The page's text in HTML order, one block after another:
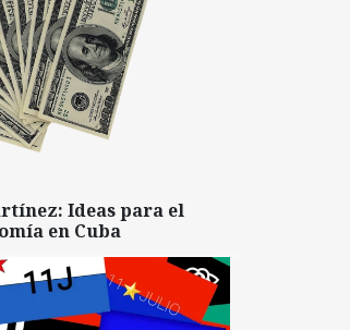
Ideas para el
en Cuba